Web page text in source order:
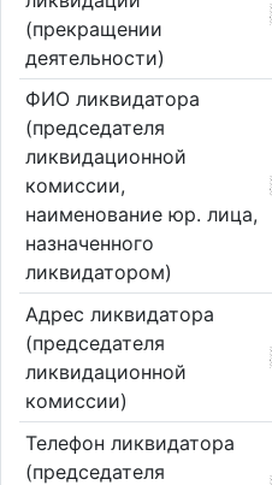
(прекращении
деятельности)
ФИО ликвидатора
(председателя
ликвидационной
комиссии,
наименование юр. лица,
назначенного
ликвидатором)
Адрес ликвидатора
(председателя
ликвидационной
комиссии)
Телефон ликвидатора
(председателя